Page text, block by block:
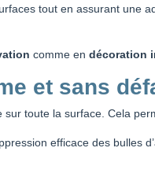
tout en assurant une
comme en décoration
et sans
toute la surface. Cela
efficace des bulles